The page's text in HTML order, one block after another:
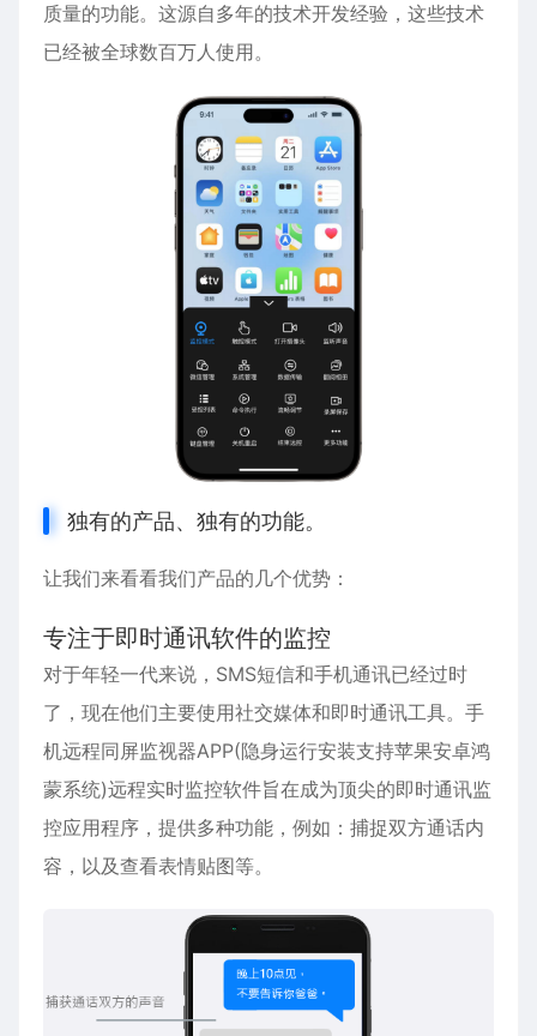
质量的功能。这源自多年的技术开发经验，这些技术
已经被全球数百万人使用。
独有的产品、独有的功能。
让我们来看看我们产品的几个优势：
专注于即时通讯软件的监控
对于年轻一代来说，SMS短信和手机通讯已经过时
了，现在他们主要使用社交媒体和即时通讯工具。手
机远程同屏监视器APP(隐身运行安装支持苹果安卓鸿
蒙系统)远程实时监控软件旨在成为顶尖的即时通讯监
控应用程序，提供多种功能，例如：捕捉双方通话内
容，以及查看表情贴图等。